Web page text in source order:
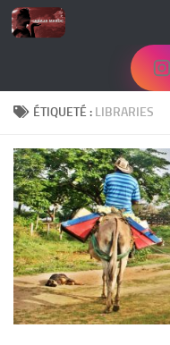
Skip to content
ÉTIQUETÉ : LIBRARIES